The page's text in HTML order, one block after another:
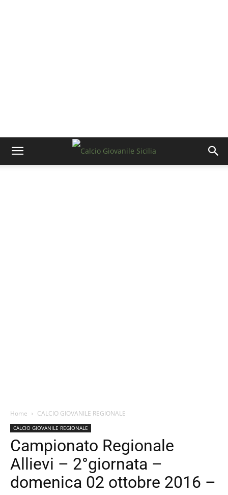
Home CALCIO GIOVANILE REGIONALE
CALCIO GIOVANILE REGIONALE
Campionato Regionale
Allievi – 2°giornata –
domenica 02 ottobre 2016 –